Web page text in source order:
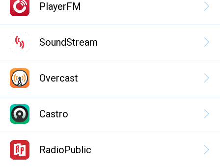
PlayerFM
SoundStream
Overcast
Castro
RadioPublic